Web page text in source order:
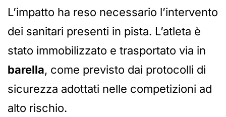
L’impatto ha reso necessario l’intervento
dei sanitari presenti in pista. L’atleta è
stato immobilizzato e trasportato via in
barella, come previsto dai protocolli di
sicurezza adottati nelle competizioni ad
alto rischio.